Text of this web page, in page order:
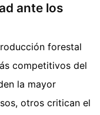
ante los
forestal
competitivos del
la mayor
otros critican el